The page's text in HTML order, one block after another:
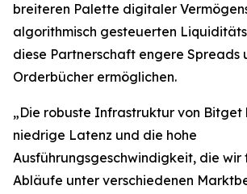
breiteren Palette digitaler
algorithmisch gesteuerten
diese Partnerschaft engere Spreads
Orderbücher ermöglichen.
„Die robuste Infrastruktur von Bitget
niedrige Latenz und die hohe
Ausführungsgeschwindigkeit, die wir
Abläufe unter verschiedenen